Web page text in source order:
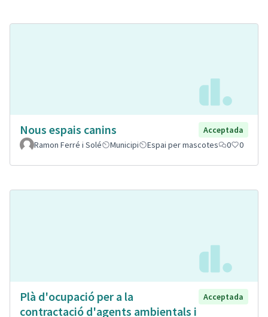
Nous espais canins
Acceptada
Ramon Ferré i Solé
Municipi Espai per mascotes 0 0
Plà d'ocupació per a la
contractació d'agents ambientals i
Acceptada